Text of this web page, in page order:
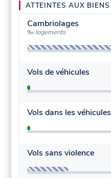
ATTEINTES AUX BIENS
Cambriolages
‰ logements
Vols de véhicules
Vols dans les véhicules
Vols sans violence